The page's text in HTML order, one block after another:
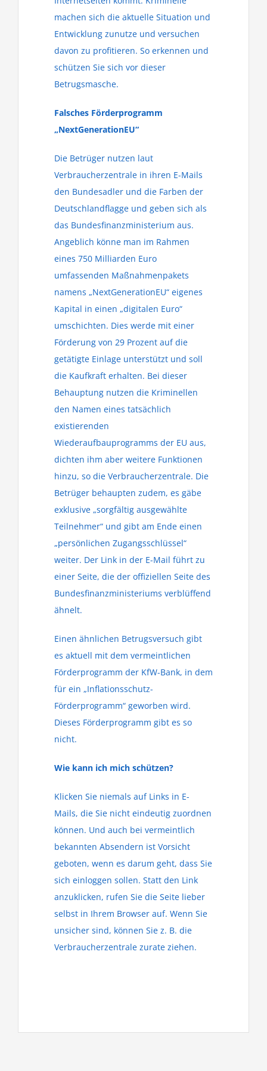
machen sich die aktuelle Situation und
Entwicklung zunutze und versuchen
davon zu profitieren. So erkennen und
schützen Sie sich vor dieser
Betrugsmasche.
Falsches Förderprogramm
„NextGenerationEU“
Die Betrüger nutzen laut
Verbraucherzentrale in ihren E-Mails
den Bundesadler und die Farben der
Deutschlandflagge und geben sich als
das Bundesfinanzministerium aus.
Angeblich könne man im Rahmen
eines 750 Milliarden Euro
umfassenden Maßnahmenpakets
namens „NextGenerationEU“ eigenes
Kapital in einen „digitalen Euro“
umschichten. Dies werde mit einer
Förderung von 29 Prozent auf die
getätigte Einlage unterstützt und soll
die Kaufkraft erhalten. Bei dieser
Behauptung nutzen die Kriminellen
den Namen eines tatsächlich
existierenden
Wiederaufbauprogramms der EU aus,
dichten ihm aber weitere Funktionen
hinzu, so die Verbraucherzentrale. Die
Betrüger behaupten zudem, es gäbe
exklusive „sorgfältig ausgewählte
Teilnehmer“ und gibt am Ende einen
„persönlichen Zugangsschlüssel“
weiter. Der Link in der E-Mail führt zu
einer Seite, die der offiziellen Seite des
Bundesfinanzministeriums verblüffend
ähnelt.
Einen ähnlichen Betrugsversuch gibt
es aktuell mit dem vermeintlichen
Förderprogramm der KfW-Bank, in dem
für ein „Inflationsschutz-
Förderprogramm“ geworben wird.
Dieses Förderprogramm gibt es so
nicht.
Wie kann ich mich schützen?
Klicken Sie niemals auf Links in E-
Mails, die Sie nicht eindeutig zuordnen
können. Und auch bei vermeintlich
bekannten Absendern ist Vorsicht
geboten, wenn es darum geht, dass Sie
sich einloggen sollen. Statt den Link
anzuklicken, rufen Sie die Seite lieber
selbst in Ihrem Browser auf. Wenn Sie
unsicher sind, können Sie z. B. die
Verbraucherzentrale zurate ziehen.